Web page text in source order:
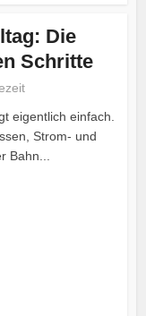
Die
Schritte
eigentlich einfach.
Strom- und
Bahn...